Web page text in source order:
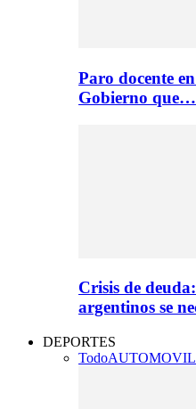
Paro docente
Gobierno que…
Crisis de
argentinos se
DEPORTES
Todo